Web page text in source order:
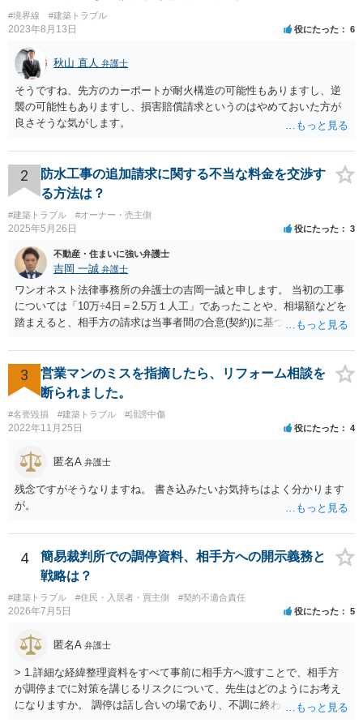
#境界線 #建築トラブル
2023年8月13日 役にたった 6
秋山 直人 弁護士
そうですね、先方のカーポートが耐火構造の可能性もありますし、逆
襲の可能性もありますし、損害賠償請求というのはやめておいた方が
良さそうな気がします。
2
防水工事の追加請求に関する不当な料金を交渉す
る方法は？
#建築トラブル #オーナー・売主側
2025年5月26日 役にたった 3
不動産・住まいに強い弁護士
吉岡 一誠 弁護士
ワンオネスト法律事務所の弁護士の吉岡一誠と申します。 当初の工事
については「10万÷4日＝2.5万１人工」であったことや、相場額などを
踏まえると、相手方の請求は当事者間の合意(契約)に基づかない不当な
か支払う意向がない旨を伝えて、減額の交渉をすべきでしょう。 相手
方の立場としても、裁判を起こす時間や労力、経済的コストその他裁
判が終わるまでキャッシュが入ってこないことなどがネックになり得
るでしょうから、減額に応じてくる可能性は大いにあるかと思いま
す。
3
営業マンのミスを指摘したら、リフォーム相談を
断られました。
#名誉毀損 #建築トラブル #誹謗中傷
2022年11月25日 役にたった 4
匿名A 弁護士
残念ですがそうなりますね。 書き込みたいお気持ちはよく分かります
が。
4
簡易裁判所での調停資料、相手方への開示義務と
戦略は？
#建築トラブル #住民・入居者・買主側 #契約不適合責任
2026年7月5日 役にたった 5
匿名A 弁護士
> 1.詳細な経緯整理資料をすべて事前に相手方へ渡すことで、相手方
が調停までに対策を講じるリスクについて、先生はどのようにお考え
になりますか。 調停は話し合いの場であり、不調に終われば訴訟で解